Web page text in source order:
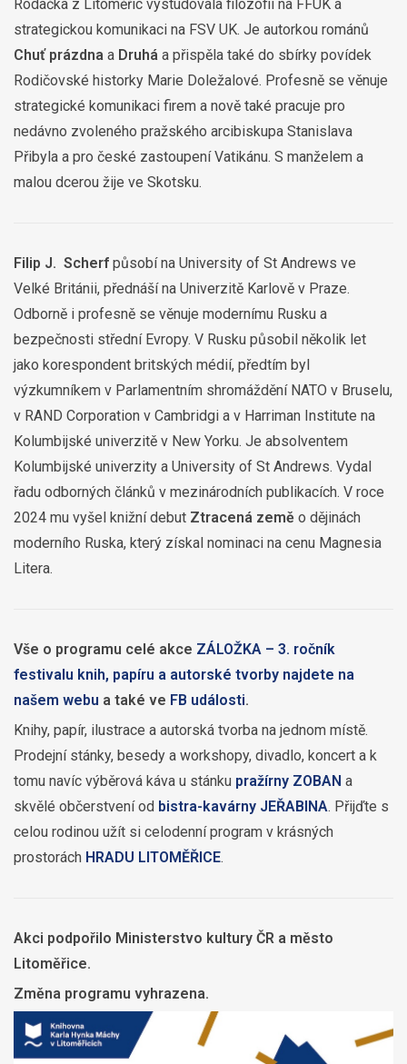
Rodačka z Litoměřic vystudovala filozofii na FFUK a
strategickou komunikaci na FSV UK. Je autorkou románů
Chuť prázdna a Druhá a přispěla také do sbírky povídek
Rodičovské historky Marie Doležalové. Profesně se věnuje
strategické komunikaci firem a nově také pracuje pro
nedávno zvoleného pražského arcibiskupa Stanislava
Přibyla a pro české zastoupení Vatikánu. S manželem a
malou dcerou žije ve Skotsku.
Filip J. Scherf působí na University of St Andrews ve
Velké Británii, přednáší na Univerzitě Karlově v Praze.
Odborně i profesně se věnuje modernímu Rusku a
bezpečnosti střední Evropy. V Rusku působil několik let
jako korespondent britských médií, předtím byl
výzkumníkem v Parlamentním shromáždění NATO v Bruselu,
v RAND Corporation v Cambridgi a v Harriman Institute na
Kolumbijské univerzitě v New Yorku. Je absolventem
Kolumbijské univerzity a University of St Andrews. Vydal
řadu odborných článků v mezinárodních publikacích. V roce
2024 mu vyšel knižní debut Ztracená země o dějinách
moderního Ruska, který získal nominaci na cenu Magnesia
Litera.
Vše o programu celé akce ZÁLOŽKA – 3. ročník
festivalu knih, papíru a autorské tvorby najdete na
našem webu a také ve FB události.
Knihy, papír, ilustrace a autorská tvorba na jednom místě.
Prodejní stánky, besedy a workshopy, divadlo, koncert a k
tomu navíc výběrová káva u stánku pražírny ZOBAN a
skvělé občerstvení od bistra-kavárny JEŘABINA. Přijďte s
celou rodinou užít si celodenní program v krásných
prostorách HRADU LITOMĚŘICE.
Akci podpořilo Ministerstvo kultury ČR a město
Litoměřice.
Změna programu vyhrazena.